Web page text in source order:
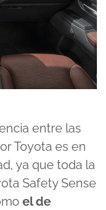
entre las
Toyota es en
ya que toda la
Safety Sense
el de